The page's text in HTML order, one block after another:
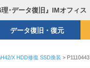
･データ復旧』IMオフィス
データ復旧・復元
X HDD修復 SSD換装 > P1110443